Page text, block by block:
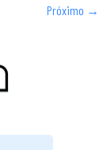
Próximo →